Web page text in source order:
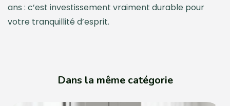
ans : c’est investissement vraiment durable pour
votre tranquillité d’esprit.
Dans la même catégorie